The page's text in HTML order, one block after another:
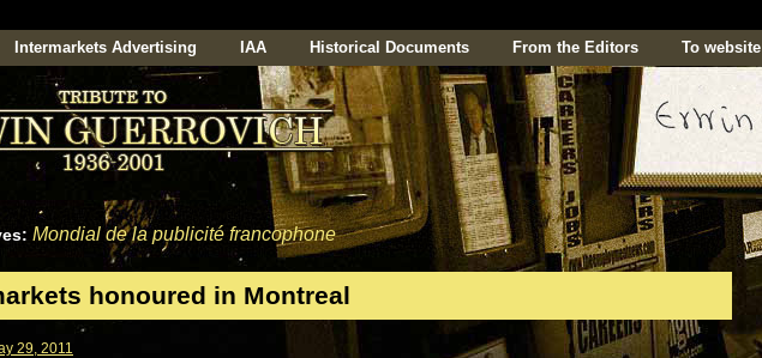
Intermarkets Advertising IAA Historical Documents From the Editors To website
Mondial de la publicité francophone
honoured in Montreal
29, 2011